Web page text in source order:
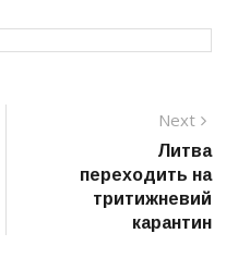
Next
post:
Литва
переходить на
тритижневий
карантин